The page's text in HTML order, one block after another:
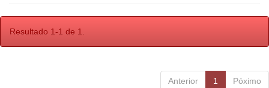
Resultado 1-1 de 1.
Anterior 1 Póximo